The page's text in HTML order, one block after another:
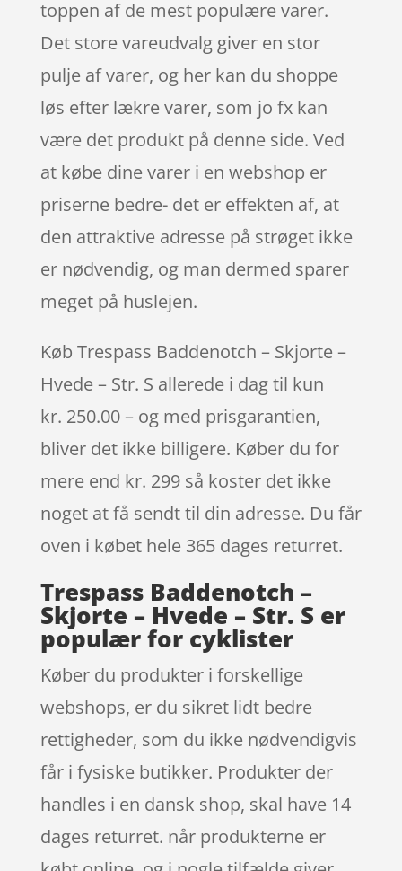
toppen af de mest populære varer.
Det store vareudvalg giver en stor
pulje af varer, og her kan du shoppe
løs efter lækre varer, som jo fx kan
være det produkt på denne side. Ved
at købe dine varer i en webshop er
priserne bedre- det er effekten af, at
den attraktive adresse på strøget ikke
er nødvendig, og man dermed sparer
meget på huslejen.
Køb Trespass Baddenotch – Skjorte –
Hvede – Str. S allerede i dag til kun
kr. 250.00 – og med prisgarantien,
bliver det ikke billigere. Køber du for
mere end kr. 299 så koster det ikke
noget at få sendt til din adresse. Du får
oven i købet hele 365 dages returret.
Trespass Baddenotch –
Skjorte – Hvede – Str. S er
populær for cyklister
Køber du produkter i forskellige
webshops, er du sikret lidt bedre
rettigheder, som du ikke nødvendigvis
får i fysiske butikker. Produkter der
handles i en dansk shop, skal have 14
dages returret. når produkterne er